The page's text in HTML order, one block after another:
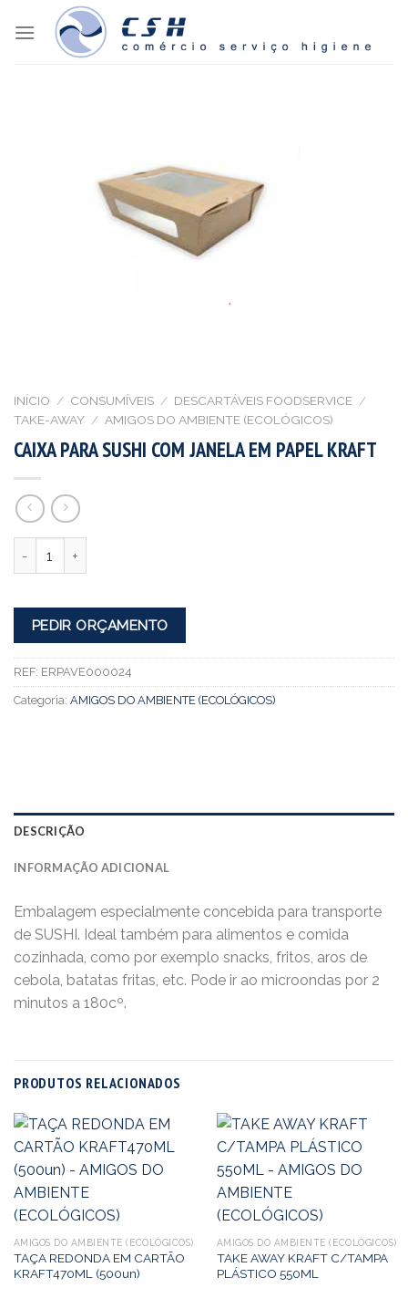
INÍCIO / CONSUMÍVEIS / DESCARTÁVEIS FOODSERVICE /
TAKE-AWAY / AMIGOS DO AMBIENTE (ECOLÓGICOS)
CAIXA PARA SUSHI COM JANELA EM PAPEL KRAFT
PEDIR ORÇAMENTO
REF: ERPAVE000024
Categoria: AMIGOS DO AMBIENTE (ECOLÓGICOS)
DESCRIÇÃO
INFORMAÇÃO ADICIONAL
Embalagem especialmente concebida para transporte
de SUSHI. Ideal também para alimentos e comida
cozinhada, como por exemplo snacks, fritos, aros de
cebola, batatas fritas, etc. Pode ir ao microondas por 2
minutos a 180cº.
PRODUTOS RELACIONADOS
AMIGOS DO AMBIENTE (ECOLÓGICOS)
TAÇA REDONDA EM CARTÃO
KRAFT470ML (500un)
AMIGOS DO AMBIENTE (ECOLÓGICOS)
TAKE AWAY KRAFT C/TAMPA
PLÁSTICO 550ML